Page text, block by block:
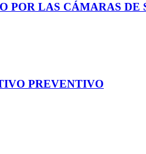
POR LAS CÁMARAS DE
PREVENTIVO